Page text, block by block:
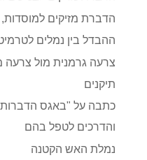
הדברת מזיקים למוסדות,
ההבדל בין נמלים
צרעה גרמנית מול צרעה
תיקנים
כתבה על "באגס
והדרכים לטפל בהם
נמלת האש הקטנה